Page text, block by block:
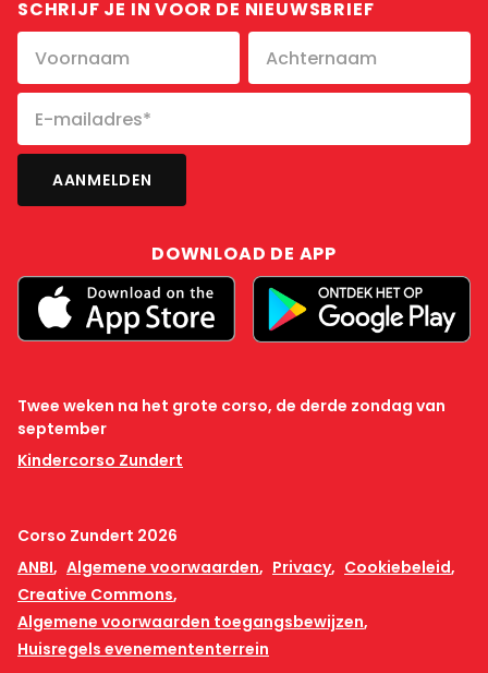
SCHRIJF JE IN VOOR DE NIEUWSBRIEF
DOWNLOAD DE APP
Twee weken na het grote corso, de derde zondag van
september
Kindercorso Zundert
Corso Zundert 2026
ANBI
Algemene voorwaarden Privacy
Cookiebeleid
Creative Commons
Algemene voorwaarden toegangsbewijzen
Huisregels evenemententerrein